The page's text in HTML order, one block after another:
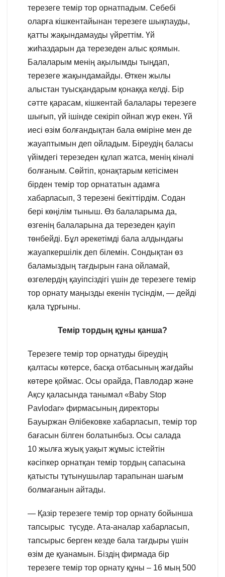
терезеге темір тор орнатпадым. Себебі
оларға кішкентайынан терезеге шықпауды,
қатты жақындамауды үйреттім. Үй
жиһаздарын да терезеден алыс қоямын.
Балаларым менің ақылымды тыңдап,
терезеге жақындамайды. Өткен жылы
алыстан туысқандарым қонаққа келді. Бір
сәтте қарасам, кішкентай балалары терезеге
шығып, үй ішінде секіріп ойнап жүр екен. Үй
иесі өзім болғандықтан бала өміріне мен де
жауаптымын деп ойладым. Біреудің баласы
үйімдегі терезеден құлап жатса, менің кінәлі
болғаным. Сөйтіп, қонақтарым кетісімен
бірден темір тор орнататын адамға
хабарласып, 3 терезені бекіттірдім. Содан
бері көңілім тыныш. Өз балаларыма да,
өзгенің балаларына да терезеден қауіп
төнбейді. Бұл әрекетімді бала алдындағы
жауапкершілік деп білемін. Сондықтан өз
баламыздың тағдырын ғана ойламай,
өзгелердің қауіпсіздігі үшін де терезеге темір
тор орнату маңызды екенін түсіндім, — дейді
қала тұрғыны.
Темір тордың құны қанша?
Терезеге темір тор орнатуды біреудің
қалтасы көтерсе, басқа отбасының жағдайы
көтере қоймас. Осы орайда, Павлодар және
Ақсу қаласында танымал «Baby Stop
Pavlodar» фирмасының директоры
Бауыржан Әлібековке хабарласып, темір тор
бағасын білген болатынбыз. Осы салада
10 жылға жуық уақыт жұмыс істейтін
кәсіпкер орнатқан темір тордың сапасына
қатысты тұтынушылар тарапынан шағым
болмағанын айтады.
— Қазір терезеге темір тор орнату бойынша
тапсырыс түсуде. Ата-аналар хабарласып,
тапсырыс берген кезде бала тағдыры үшін
өзім де қуанамын. Біздің фирмада бір
терезеге темір тор орнату құны – 16 мың 500